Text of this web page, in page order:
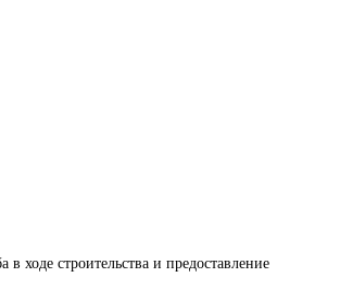
в ходе строительства и предоставление